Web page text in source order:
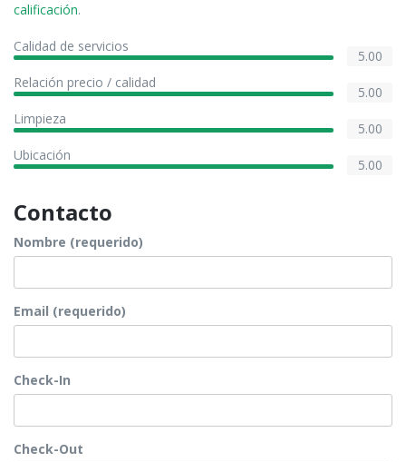
calificación.
Calidad de servicios
5.00
Relación precio / calidad
5.00
Limpieza
5.00
Ubicación
5.00
Contacto
Nombre (requerido)
Email (requerido)
Check-In
Check-Out